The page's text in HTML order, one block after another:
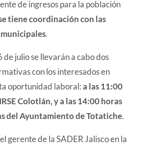
de ingresos para la población
tiene coordinación con las
.
de julio se llevarán a cabo dos
con los interesados en
oportunidad laboral:a las 11:00
Colotlán, y a las 14:00 horas
del Ayuntamiento de Totatiche.
gerente de la SADER Jalisco en la